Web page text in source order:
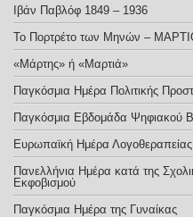
Ιβάν Παβλόφ 1849 – 1936
Το Πορτρέτο των Μηνών –
«Μάρτης» ή «Μαρτιά»
Παγκόσμια Ημέρα Πολιτικής
Παγκόσμια Εβδομάδα Ψηφιακού
Ευρωπαϊκή Ημέρα Λογοθεραπείας
Πανελλήνια Ημέρα κατά της
Εκφοβισμού
Παγκόσμια Ημέρα της Γυναίκας